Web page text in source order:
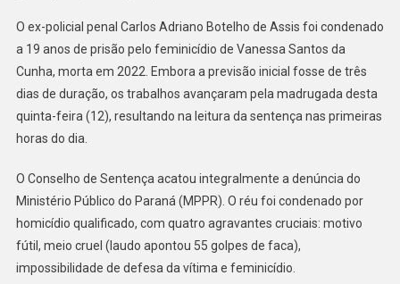
Policial
É
Condenado
A
19
Prisão
Por
Feminicídio
O ex-policial penal Carlos Adriano Botelho de Assis foi condenado
a 19 anos de prisão pelo feminicídio de Vanessa Santos da
Cunha, morta em 2022. Embora a previsão inicial fosse de três
dias de duração, os trabalhos avançaram pela madrugada desta
quinta-feira (12), resultando na leitura da sentença nas primeiras
horas do dia.
O Conselho de Sentença acatou integralmente a denúncia do
Ministério Público do Paraná (MPPR). O réu foi condenado por
homicídio qualificado, com quatro agravantes cruciais: motivo
fútil, meio cruel (laudo apontou 55 golpes de faca),
impossibilidade de defesa da vítima e feminicídio.